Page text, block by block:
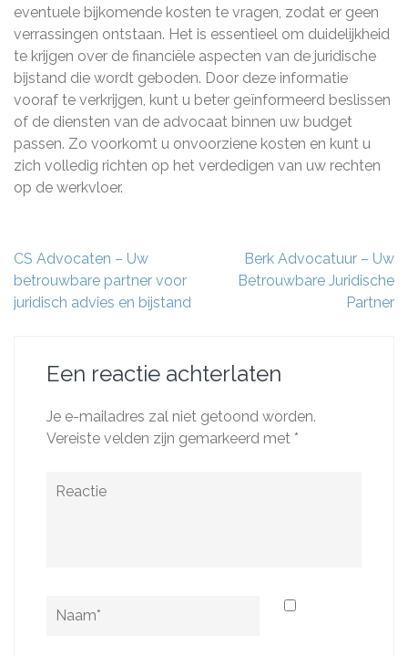
eventuele bijkomende kosten te vragen, zodat er geen
verrassingen ontstaan. Het is essentieel om duidelijkheid
te krijgen over de financiële aspecten van de juridische
bijstand die wordt geboden. Door deze informatie
vooraf te verkrijgen, kunt u beter geïnformeerd beslissen
of de diensten van de advocaat binnen uw budget
passen. Zo voorkomt u onvoorziene kosten en kunt u
zich volledig richten op het verdedigen van uw rechten
op de werkvloer.
Berichtnavigatie
CS Advocaten – Uw
betrouwbare partner voor
juridisch advies en bijstand
Berk Advocatuur – Uw
Betrouwbare Juridische
Partner
Een reactie achterlaten
Je e-mailadres zal niet getoond worden.
Vereiste velden zijn gemarkeerd met *
Reactie
Naam